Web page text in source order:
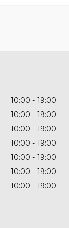
10:00
19:00
10:00
19:00
10:00
19:00
10:00
19:00
10:00
19:00
10:00
19:00
10:00
19:00